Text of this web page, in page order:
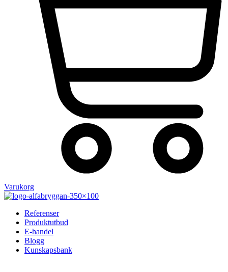
Varukorg
Referenser
Produktutbud
E-handel
Blogg
Kunskapsbank